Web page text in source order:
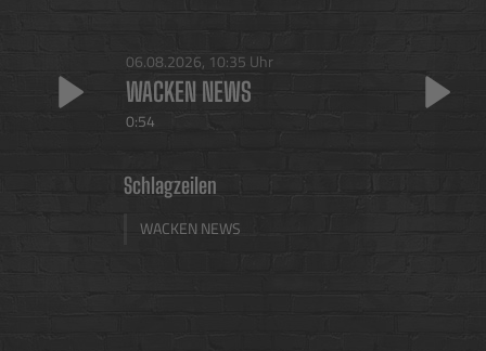
06.08.2026, 10:35 Uhr
WACKEN NEWS
0:54
Schlagzeilen
WACKEN NEWS